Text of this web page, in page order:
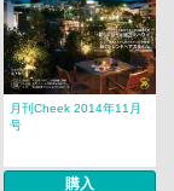
月刊Cheek 2014年11月
号
購入